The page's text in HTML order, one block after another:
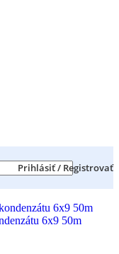
Prihlásiť / Registrovať
6x9 50m